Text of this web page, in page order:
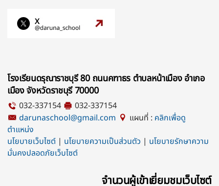
โรงเรียนดรุณาราชบุรี 80 ถนนคฑาธร ตำบลหน้าเมือง อำเภอ
เมือง จังหวัดราชบุรี 70000
032-337154
032-337154
darunaschool@gmail.com
แผนที่ : คลิกเพื่อดู
ตำแหน่ง
นโยบายเว็บไซต์ | นโยบายความเป็นส่วนตัว | นโยบายรักษาความ
มั่นคงปลอดภัยเว็บไซต์
จำนวนผู้เข้าเยี่ยมชมเว็บไซต์